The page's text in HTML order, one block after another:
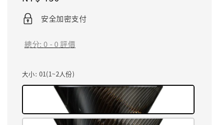
price
安全加密支付
總分:0 -0評價
大小: 01(1~2人份)